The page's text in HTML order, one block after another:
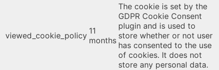
viewed_cookie_policy 11
months
The cookie is set by the
GDPR Cookie Consent
plugin and is used to
store whether or not user
has consented to the use
of cookies. It does not
store any personal data.